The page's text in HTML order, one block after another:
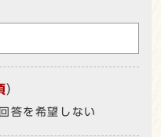
）
回答を希望しない